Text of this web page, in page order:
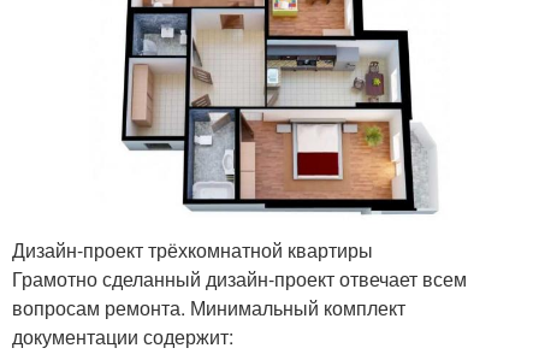
Дизайн-проект трёхкомнатной квартиры
Грамотно сделанный дизайн-проект отвечает всем
вопросам ремонта. Минимальный комплект
документации содержит: